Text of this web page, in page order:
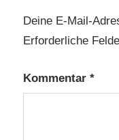
Deine E-Mail-
Erforderliche
Kommentar *